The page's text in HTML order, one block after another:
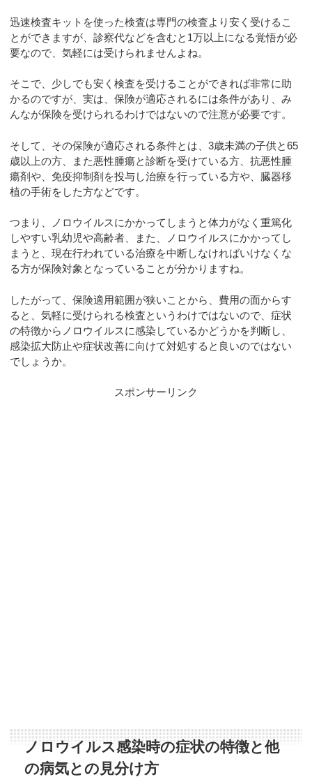
迅速検査キットを使った検査は専門の検査より安く受けるこ
とができますが、診察代などを含むと1万以上になる覚悟が必
要なので、気軽には受けられませんよね。
そこで、少しでも安く検査を受けることができれば非常に助
かるのですが、実は、保険が適応されるには条件があり、み
んなが保険を受けられるわけではないので注意が必要です。
そして、その保険が適応される条件とは、3歳未満の子供と65
歳以上の方、また悪性腫瘍と診断を受けている方、抗悪性腫
瘍剤や、免疫抑制剤を投与し治療を行っている方や、臓器移
植の手術をした方などです。
つまり、ノロウイルスにかかってしまうと体力がなく重篤化
しやすい乳幼児や高齢者、また、ノロウイルスにかかってし
まうと、現在行われている治療を中断しなければいけなくな
る方が保険対象となっていることが分かりますね。
したがって、保険適用範囲が狭いことから、費用の面からす
ると、気軽に受けられる検査というわけではないので、症状
の特徴からノロウイルスに感染しているかどうかを判断し、
感染拡大防止や症状改善に向けて対処すると良いのではない
でしょうか。
スポンサーリンク
ノロウイルス感染時の症状の特徴と他
の病気との見分け方